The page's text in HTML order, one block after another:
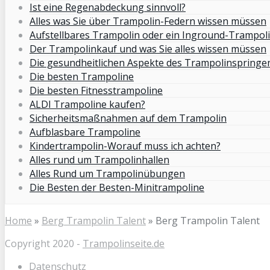
Ist eine Regenabdeckung sinnvoll?
Alles was Sie über Trampolin-Federn wissen müssen
Aufstellbares Trampolin oder ein Inground-
Der Trampolinkauf und was Sie alles wissen müssen
Die gesundheitlichen Aspekte des
Die besten Trampoline
Die besten Fitnesstrampoline
ALDI Trampoline kaufen?
Sicherheitsmaßnahmen auf dem Trampolin
Aufblasbare Trampoline
Kindertrampolin-Worauf muss ich achten?
Alles rund um Trampolinhallen
Alles Rund um Trampolinübungen
Die Besten der Besten-Minitrampoline
Home » Berg Trampolin Talent» Berg Trampolin Talent
Copyright 2020 - Trampolinseite.de
Datenschutz